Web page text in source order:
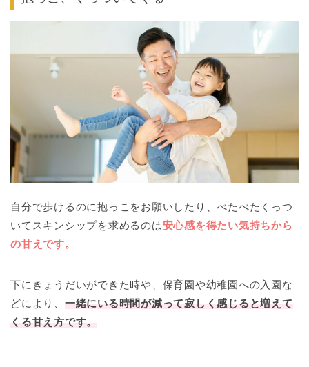
自分で歩けるのに抱っこをお願いしたり、べたべたくっつ
いてスキンシップを求めるのは安心感を得たい気持ちから
の甘えです。
下にきょうだいができた時や、保育園や幼稚園への入園な
どにより、 一緒にいる時間が減って寂しく感じると増えて
くる甘え方です。